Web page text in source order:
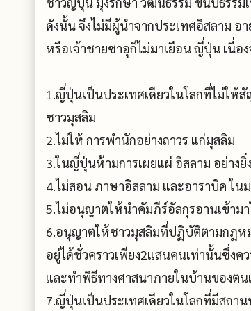
ดังนั้น จึงไม่มีผู้นำจากประเทศอิสลาม
หรือเจ้าชายซาอุก็ไม่มาเยือน ญี่ปุ่น เนื่
1.ญี่ปุ่นเป็นประเทศเดียวในโลกที่ไม่ให้
ชาวมุสลิม
2.ไม่ให้ การพำนักอย่างถาวร แก่มุสลิม
3.ในญี่ปุ่นห้ามการเผยแผ่ อิสลาม อย่างยิ่
4.ไม่สอน ภาษาอิสลาม และอาราบิค ใน
5.ไม่อนุญาตให้นำคัมภีร์อัลกุรอานเข้าม
6.อนุญาตให้ชาวมุสลิมที่ปฏิบัติตามกฎห
อยู่ได้ชั่วคราวเพียง2แสนคนเท่านั้นซึ่ง
และทำพิธีทางศาสนาภายในบ้านของตน
7.ญี่ปุ่นเป็นประเทศเดียวในโลกที่มีสถา